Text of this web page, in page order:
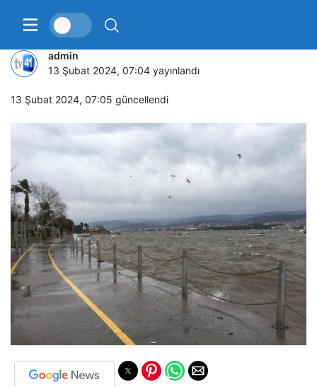
İzmit Körfezi’nde fırtına
admin
13 Şubat 2024, 07:04 yayınlandı
13 Şubat 2024, 07:05 güncellendi